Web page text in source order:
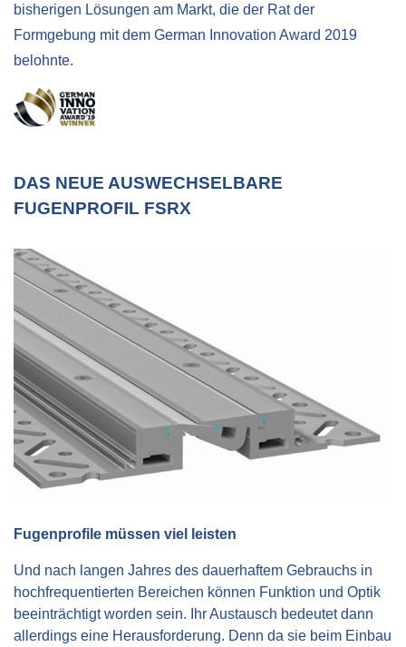
bisherigen Lösungen am Markt, die der Rat der
Formgebung mit dem German Innovation Award 2019
belohnte.
DAS NEUE AUSWECHSELBARE
FUGENPROFIL FSRX
Fugenprofile müssen viel leisten
Und nach langen Jahres des dauerhaftem Gebrauchs in
hochfrequentierten Bereichen können Funktion und Optik
beeinträchtigt worden sein. Ihr Austausch bedeutet dann
allerdings eine Herausforderung. Denn da sie beim Einbau